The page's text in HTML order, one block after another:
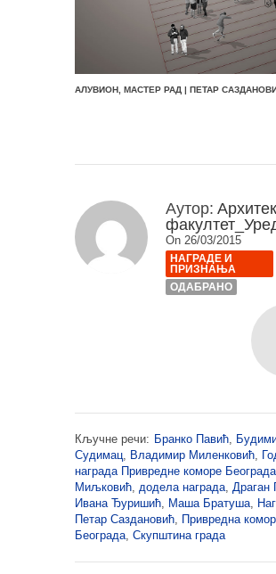
АЛУВИОН, МАСТЕР РАД | ПЕТАР
Аутор:
On 26/03/2015
НАГРАДЕ И
ПРИЗНАЊА
ОДАБРАНО
Кључне речи: Бранко Павић,
Судимац, Владимир Миленковић,
награда Привредне коморе Београда
Миљковић, додела награда, Драган
Ивана Ђуришић, Маша Братуша,
Петар Саздановић, Привредна
Београда, Скупштина града